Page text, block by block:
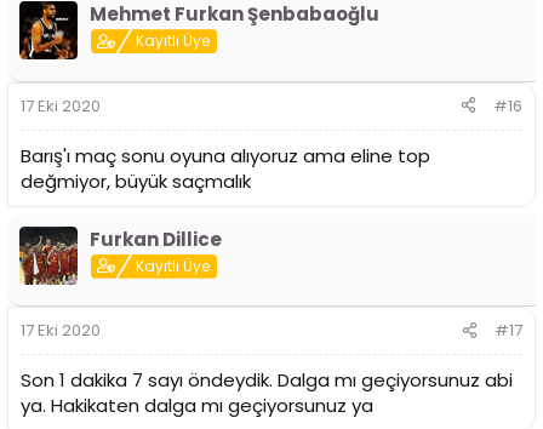
Mehmet Furkan Şenbabaoğlu
Kayıtlı Üye
17 Eki 2020 #16
Barış'ı maç sonu oyuna alıyoruz ama eline top
değmiyor, büyük saçmalık
Furkan Dillice
Kayıtlı Üye
17 Eki 2020 #17
Son 1 dakika 7 sayı öndeydik. Dalga mı geçiyorsunuz abi
ya. Hakikaten dalga mı geçiyorsunuz ya